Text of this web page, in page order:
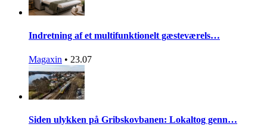
Indretning af et multifunktionelt gæsteværels…
Magaxin • 23.07
Siden ulykken på Gribskovbanen: Lokaltog genn…